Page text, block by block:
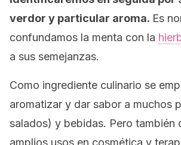
verdor y particular aroma. Es
confundamos la menta con la
a sus semejanzas.
Como ingrediente culinario se
aromatizar y dar sabor a muchos
salados) y bebidas. Pero también
amplios usos en cosmética y